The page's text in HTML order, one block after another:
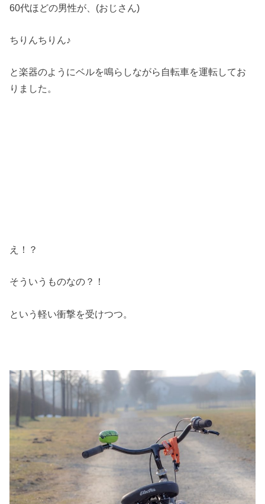
60代ほどの男性が、(おじさん)
ちりんちりん♪
と楽器のようにベルを鳴らしながら自転車を運転してお
りました。
え！？
そういうものなの？！
という軽い衝撃を受けつつ。